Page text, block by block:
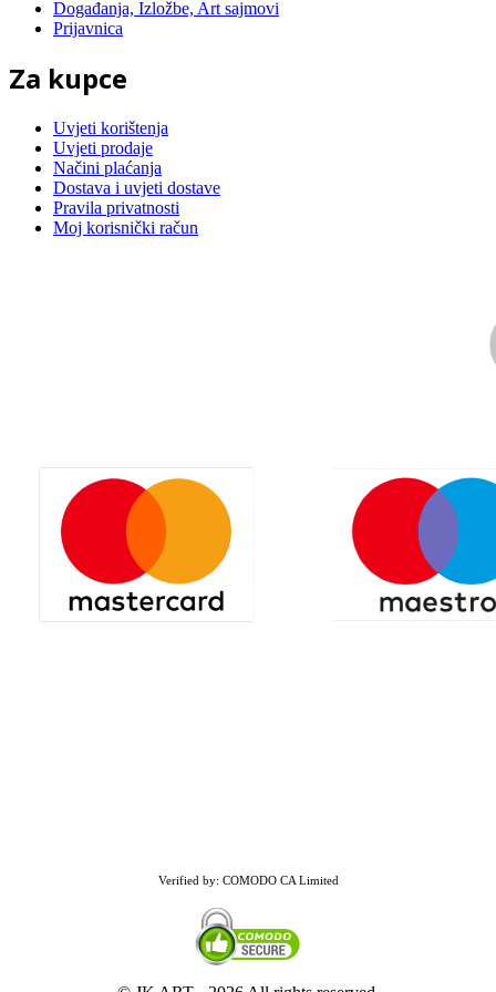
Događanja, Izložbe, Art sajmovi
Prijavnica
Za kupce
Uvjeti korištenja
Uvjeti prodaje
Načini plaćanja
Dostava i uvjeti dostave
Pravila privatnosti
Moj korisnički račun
Verified by: COMODO CA Limited